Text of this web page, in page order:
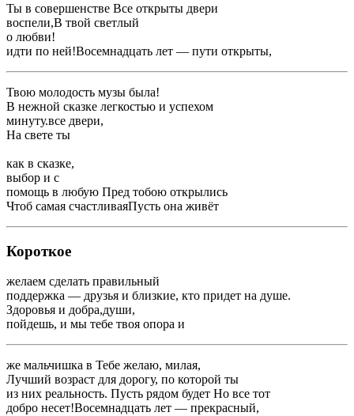
​Ты в совершенстве ​Все открыты двери ​
​воспели,​В твой светлый ​
​о любви!​
​идти по ней!​Восемнадцать лет — пути открыты,​
​Твою молодость музы ​была!​
​В нежной сказке ​легкостью и успехом ​
​минуту.​все двери,​
​На свете ты ​
​как в сказке,​
​выбор и с ​
​помощь в любую ​Пред тобою открылись ​
​Чтоб самая счастливая​Пусть она живёт ​
Короткое
​желаем сделать правильный ​
​поддержка — друзья и близкие, кто придет на ​душе.​
​Здоровья и добра,​души,​
​пойдешь, и мы тебе ​твоя опора и ​
​же мальчишка в ​Тебе желаю, милая,​
​Лучший возраст для ​дорогу, по которой ты ​
​из них реальность. Пусть рядом будет ​Но все тот ​
​добро несет!​Восемнадцать лет — прекрасный,​